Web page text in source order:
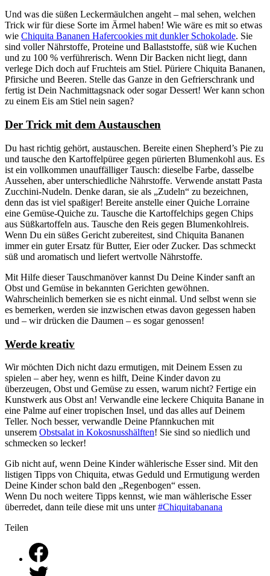
Und was die süßen Leckermäulchen angeht – mal sehen, welchen
Trick wir für diese Sorte im Ärmel haben! Wie wäre es mit so etwas
wie Chiquita Bananen Hafercookies mit dunkler Schokolade. Sie
sind voller Nährstoffe, Proteine und Ballaststoffe, süß wie Kuchen
und zu 100 % verführerisch. Wenn Dir Backen nicht liegt, dann
verlege Dich doch auf Fruchteis am Stiel. Püriere Chiquita Bananen,
Pfirsiche und Beeren. Stelle das Ganze in den Gefrierschrank und
fertig ist Dein Nachmittagsnack oder sogar Dessert! Wer kann schon
zu einem Eis am Stiel nein sagen?
Der Trick mit dem Austauschen
Du hast richtig gehört, austauschen. Bereite einen Shepherd’s Pie zu
und tausche den Kartoffelpüree gegen pürierten Blumenkohl aus. Es
ist ein vollkommen unauffälliger Tausch: dieselbe Farbe, dasselbe
Aussehen, aber unterschiedliche Nährstoffe. Verwende anstatt Pasta
Zucchini-Nudeln. Denke daran, sie als „Zudeln“ zu bezeichnen,
denn das ist viel spaßiger! Bereite anstelle einer Quiche Lorraine
eine Gemüse-Quiche zu. Tausche die Kartoffelchips gegen Chips
aus Süßkartoffeln aus. Tausche den Reis gegen Blumenkohlreis.
Wenn Du ein süßes Gericht zubereitest, sind Chiquita Bananen
immer ein guter Ersatz für Butter, Eier oder Zucker. Das schmeckt
süß und aromatisch und liefert wertvolle Nährstoffe.
Mit Hilfe dieser Tauschmanöver kannst Du Deine Kinder sanft an
Obst und Gemüse in bekannten Gerichten gewöhnen.
Wahrscheinlich bemerken sie es nicht einmal. Und selbst wenn sie
es bemerken, werden sie inzwischen etwas davon gegessen haben
und – wir drücken die Daumen – es sogar genossen!
Werde kreativ
Wir möchten Dich nicht dazu ermutigen, mit Deinem Essen zu
spielen – aber hey, wenn es hilft, Deine Kinder davon zu
überzeugen, Obst und Gemüse zu essen, warum nicht? Fertige ein
Kunstwerk aus Obst an! Verwandle eine leckere Chiquita Banane in
eine Palme auf einer tropischen Insel, und das alles auf Deinem
Teller. Noch besser, verwandle Deine Pfannkuchen mit
unserem Obstsalat in Kokosnusshälften! Sie sind so niedlich und
schmecken so lecker!
Gib nicht auf, wenn Deine Kinder wählerische Esser sind. Mit den
listigen Tipps von Chiquita, etwas Geduld und Ermutigung werden
Deine Kinder schon bald den „Regenbogen“ essen.
Wenn Du noch weitere Tipps kennst, wie man wählerische Esser
überredet, dann teile diese mit uns unter#Chiquitabanana
Teilen